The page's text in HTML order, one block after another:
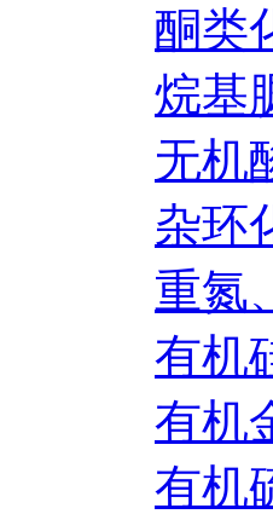
酮类
烷基
无机
杂环
重氮
有机
有机
有机